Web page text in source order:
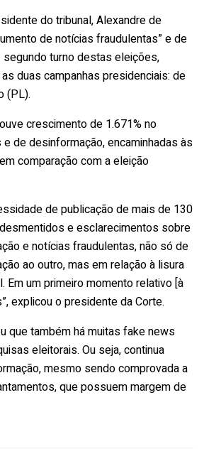
do tribunal, Alexandre de
de notícias fraudulentas” e de
turno destas eleições,
duas campanhas presidenciais: de
(PL).
crescimento de 1.671% no
de desinformação, encaminhadas às
comparação com a eleição
de publicação de mais de 130
e esclarecimentos sobre
e notícias fraudulentas, não só de
ao outro, mas em relação à lisura
um primeiro momento relativo [à
explicou o presidente da Corte.
que também há muitas fake news
eleitorais. Ou seja, continua
mesmo sendo comprovada a
que possuem margem de